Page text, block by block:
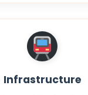
Infrastructure